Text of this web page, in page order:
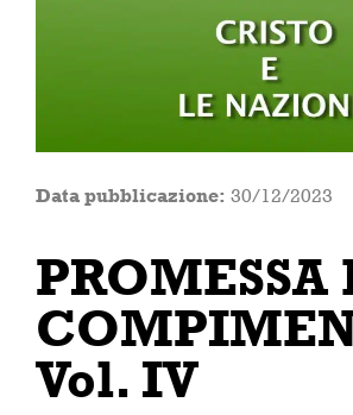
Data pubblicazione: 30/12/2023
PROMESSA
Vol. IV